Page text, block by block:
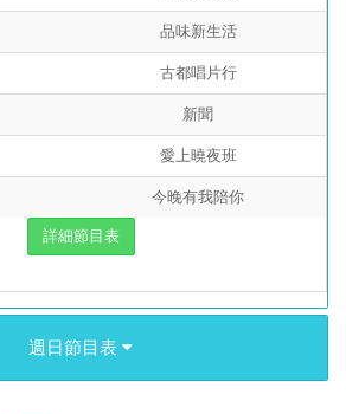
品味新生活
古都唱片行
新聞
愛上曉夜班
今晚有我陪你
詳細節目表
週日節目表